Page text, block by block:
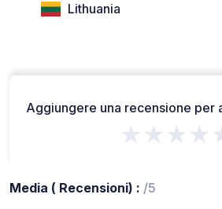
Lithuania
Aggiungere una recensione per
Media ( Recensioni) : /5